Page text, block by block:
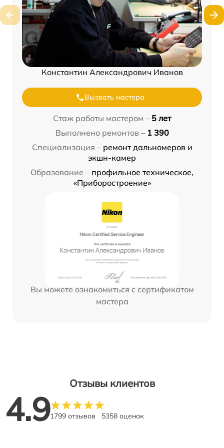
Константин Александрович Иванов
Вызвать мастера
Стаж работы мастером – 5 лет
Выполнено ремонтов – 1 390
Специализация – ремонт дальномеров и
экшн-камер
Образование – профильное техническое,
«Приборостроение»
Вы можете ознакомиться с сертификатом
мастера
Отзывы клиентов
4.91799 отзывов 5358 оценок